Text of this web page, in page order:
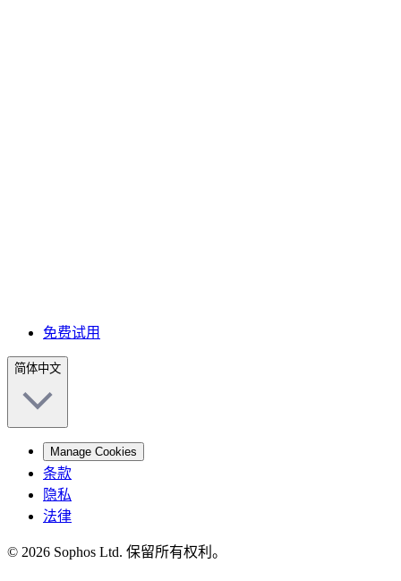
免费试用
简体中文
Manage Cookies
条款
隐私
法律
© 2026 Sophos Ltd. 保留所有权利。